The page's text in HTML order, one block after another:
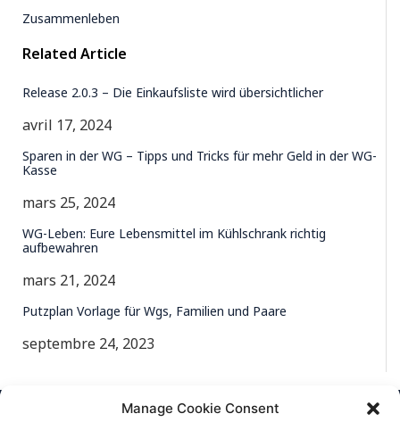
Manage Cookie Consent
Zusammenleben
Related Article
Release 2.0.3 – Die Einkaufsliste wird übersichtlicher
avril 17, 2024
Sparen in der WG – Tipps und Tricks für mehr Geld in der WG-
Kasse
mars 25, 2024
WG-Leben: Eure Lebensmittel im Kühlschrank richtig
aufbewahren
mars 21, 2024
Putzplan Vorlage für Wgs, Familien und Paare
septembre 24, 2023